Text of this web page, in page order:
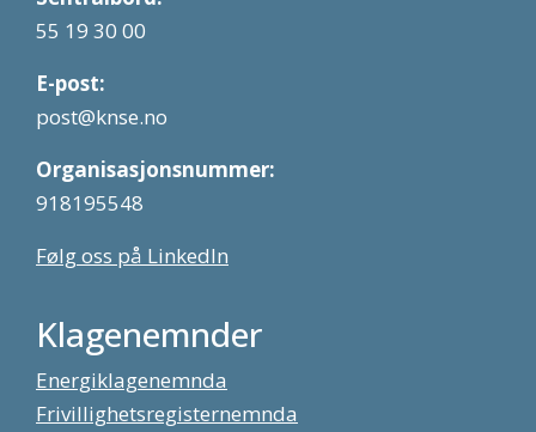
55 19 30 00
E-post:
post@knse.no
Organisasjonsnummer:
918195548
Følg oss på LinkedIn
Klagenemnder
Energiklagenemnda
Frivillighetsregisternemnda